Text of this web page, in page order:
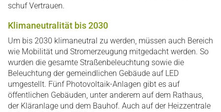
schuf Vertrauen.
Klimaneutralität bis 2030
Um bis 2030 klimaneutral zu werden, müssen auch Bereich
wie Mobilität und Stromerzeugung mitgedacht werden. So
wurden die gesamte Straßenbeleuchtung sowie die
Beleuchtung der gemeindlichen Gebäude auf LED
umgestellt. Fünf Photovoltaik-Anlagen gibt es auf
öffentlichen Gebäuden, unter anderem auf dem Rathaus,
der Kläranlage und dem Bauhof. Auch auf der Heizzentrale